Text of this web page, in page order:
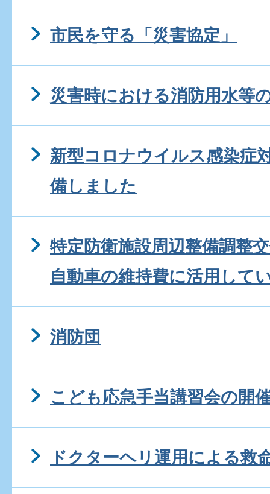
市民を守る「災害協定」
災害時における消防用水等
新型コロナウイルス感染症
備しました
特定防衛施設周辺整備調整
自動車の維持費に活用して
消防団
こども応急手当講習会の開
ドクターヘリ運用による救